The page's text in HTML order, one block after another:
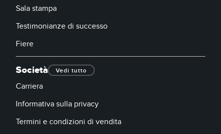
Sala stampa
Testimonianze di successo
Fiere
Società Vedi tutto
Carriera
Informativa sulla privacy
Termini e condizioni di vendita